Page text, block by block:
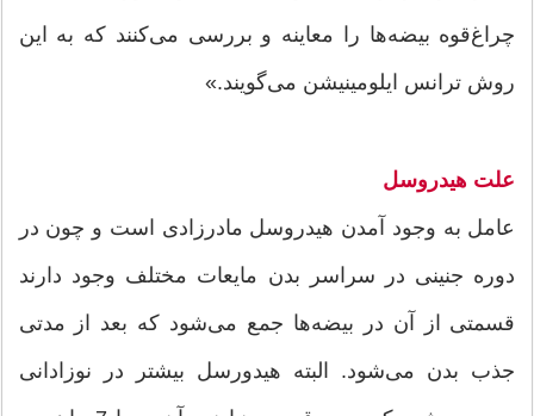
چراغ‌قوه بیضه‌ها را معاینه و بررسی می‌کنند که به این
روش ترانس ایلومینیشن می‌گویند.»
علت هیدروسل
عامل به وجود آمدن هیدروسل مادرزادی است و چون در
دوره جنینی در سراسر بدن مایعات مختلف وجود دارند
قسمتی از آن در بیضه‌ها جمع می‌شود که بعد از مدتی
جذب بدن می‌شود. البته هیدورسل بیشتر در نوزادانی